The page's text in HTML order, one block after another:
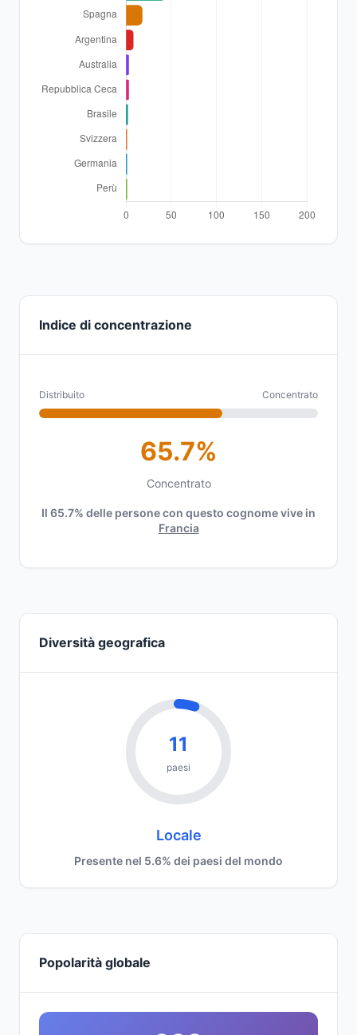
Indice di concentrazione
Distribuito Concentrato
65.7%
Concentrato
Il 65.7% delle persone con questo cognome vive in
Francia
Diversità geografica
11
paesi
Locale
Presente nel 5.6% dei paesi del mondo
Popolarità globale